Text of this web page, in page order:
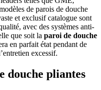
de parois de douche
et exclusif catalogue sont
avec des systèmes anti-
que soit la paroi de douche
en parfait état pendant de
excessif.
douche pliantes